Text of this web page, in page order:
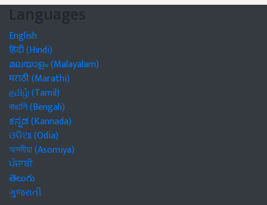
Languages
English
हिंदी (Hindi)
മലയാളം (Malayalam)
मराठी (Marathi)
தமிழ் (Tamil)
বাঙালি (Bengali)
ಕನ್ನಡ (Kannada)
ଓଡିଆ (Odia)
অসমীয়া (Asomiya)
ਪੰਜਾਬੀ
తెలుగు
ગુજરાતી